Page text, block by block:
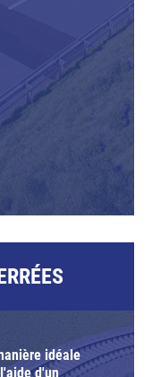
idéale
d'un